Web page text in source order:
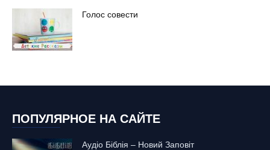
Голос совести
ПОПУЛЯРНОЕ НА САЙТЕ
Аудіо Біблія – Новий Заповіт